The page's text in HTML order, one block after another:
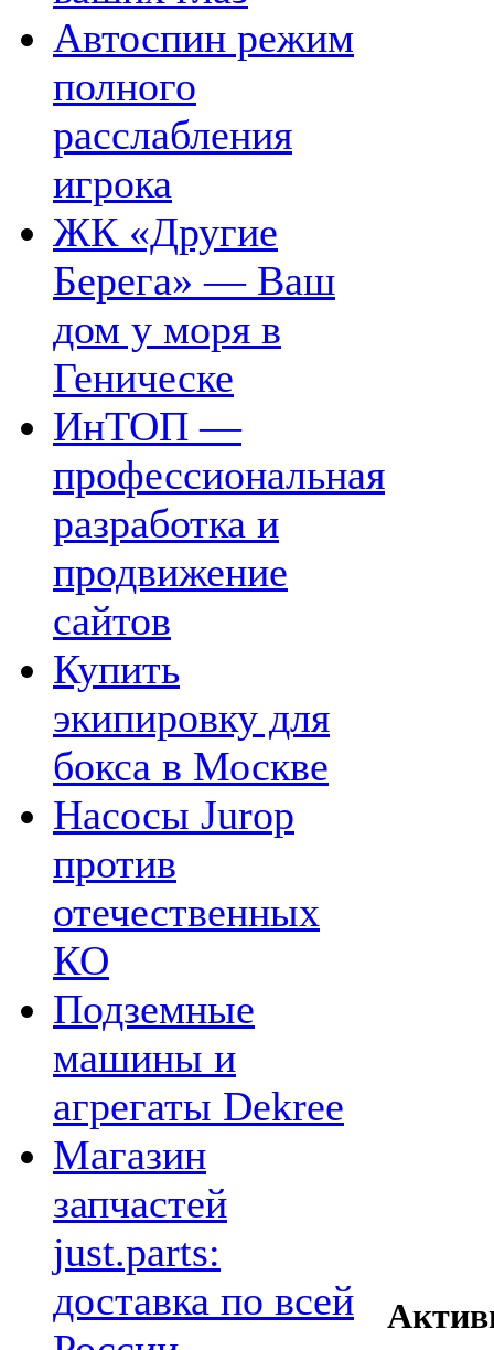
Автоспин режим
полного
расслабления
игрока
ЖК «Другие
Берега» — Ваш
дом у моря в
Геническе
ИнТОП —
профессиональная
разработка и
продвижение
сайтов
Купить
экипировку для
бокса в Москве
Насосы Jurop
против
отечественных
КО
Подземные
машины и
агрегаты Dekree
Магазин
запчастей
just.parts:
доставка по всей